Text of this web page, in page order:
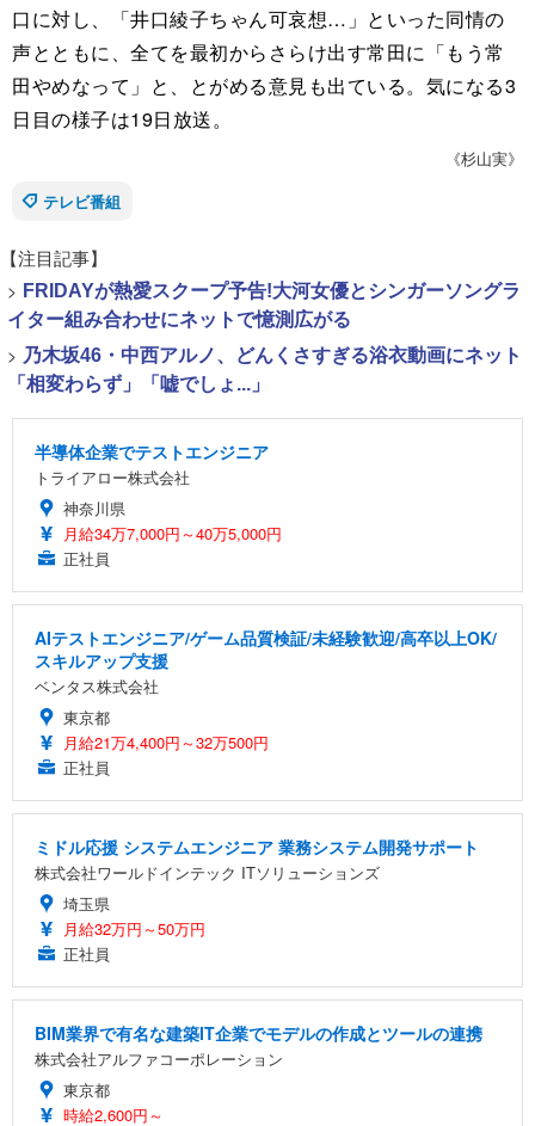
口に対し、「井口綾子ちゃん可哀想…」といった同情の
声とともに、全てを最初からさらけ出す常田に「もう常
田やめなって」と、とがめる意見も出ている。気になる3
日目の様子は19日放送。
《杉山実》
テレビ番組
【注目記事】
> FRIDAYが熱愛スクープ予告!大河女優とシンガーソングラ
イター組み合わせにネットで憶測広がる
> 乃木坂46・中西アルノ、どんくさすぎる浴衣動画にネット
「相変わらず」「嘘でしょ...」
半導体企業でテストエンジニア
トライアロー株式会社
神奈川県
月給34万7,000円～40万5,000円
正社員
AIテストエンジニア/ゲーム品質検証/未経験歓迎/高卒以上OK/
スキルアップ支援
ベンタス株式会社
東京都
月給21万4,400円～32万500円
正社員
ミドル応援 システムエンジニア 業務システム開発サポート
株式会社ワールドインテック ITソリューションズ
埼玉県
月給32万円～50万円
正社員
BIM業界で有名な建築IT企業でモデルの作成とツールの連携
株式会社アルファコーポレーション
東京都
時給2,600円～